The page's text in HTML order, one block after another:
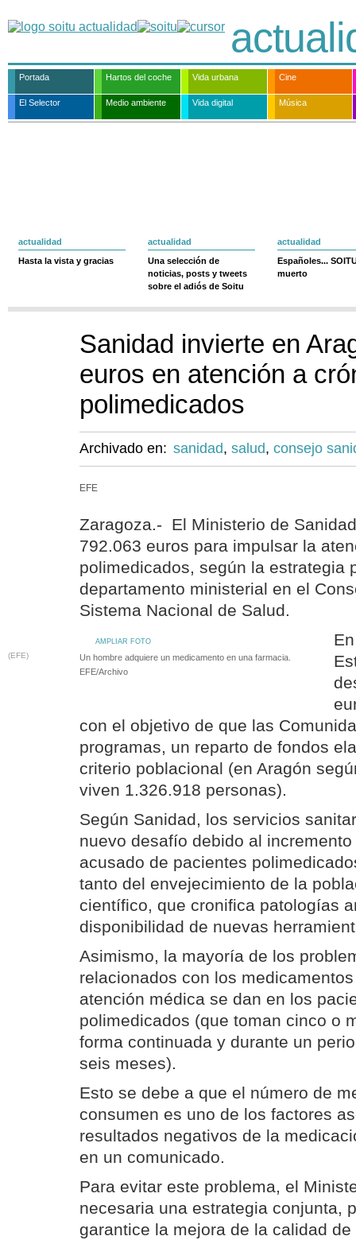
Portada Hartos del coche Vida urbana Cine
El Selector Medio ambiente Vida digital Música
actualidad
Hasta la vista y gracias
actualidad
Una selección de
noticias, posts y tweets
sobre el adiós de Soitu
actualidad
Españoles...
muerto
Sanidad invierte en
euros en atención a
polimedicados
Archivado en: sanidad, salud, consejo
EFE
Zaragoza.- El Ministerio de
792.063 euros para impulsar la
polimedicados, según la estrategia
departamento ministerial en el
Sistema Nacional de Salud.
AMPLIAR FOTO
(EFE)
Un hombre adquiere un medicamento en una farmacia.
EFE/Archivo
con el objetivo de que las
programas, un reparto de fondos
criterio poblacional (en Aragón
viven 1.326.918 personas).
Según Sanidad, los servicios
nuevo desafío debido al
acusado de pacientes
tanto del envejecimiento de la
científico, que cronifica patologías
disponibilidad de nuevas
Asimismo, la mayoría de los
relacionados con los
atención médica se dan en los
polimedicados (que toman cinco o
forma continuada y durante un
seis meses).
Esto se debe a que el número de
consumen es uno de los factores
resultados negativos de la
en un comunicado.
Para evitar este problema, el
necesaria una estrategia conjunta,
garantice la mejora de la calidad